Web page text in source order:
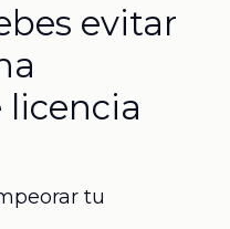
evitar
licencia
tu